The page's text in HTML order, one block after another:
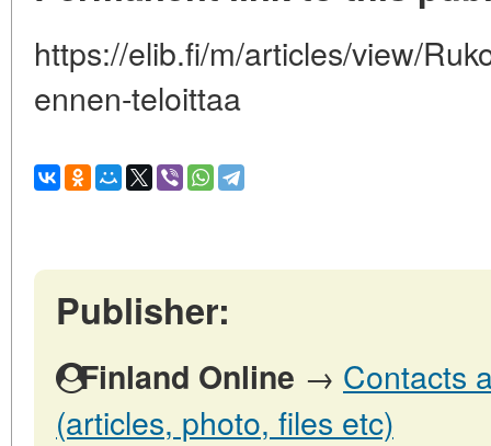
https://elib.fi/m/articles/view/
ennen-teloittaa
Publisher:
Finland Online → Contacts
(articles, photo, files etc)